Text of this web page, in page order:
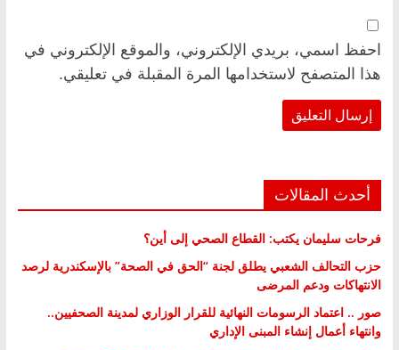
احفظ اسمي، بريدي الإلكتروني، والموقع الإلكتروني في
هذا المتصفح لاستخدامها المرة المقبلة في تعليقي.
أحدث المقالات
فرحات سليمان يكتب: القطاع الصحي إلى أين؟
حزب التحالف الشعبي يطلق لجنة “الحق في الصحة” بالإسكندرية لرصد
الانتهاكات ودعم المرضى
صور .. اعتماد الرسومات النهائية للقرار الوزاري لمدينة الصحفيين..
وانتهاء أعمال إنشاء المبنى الإداري